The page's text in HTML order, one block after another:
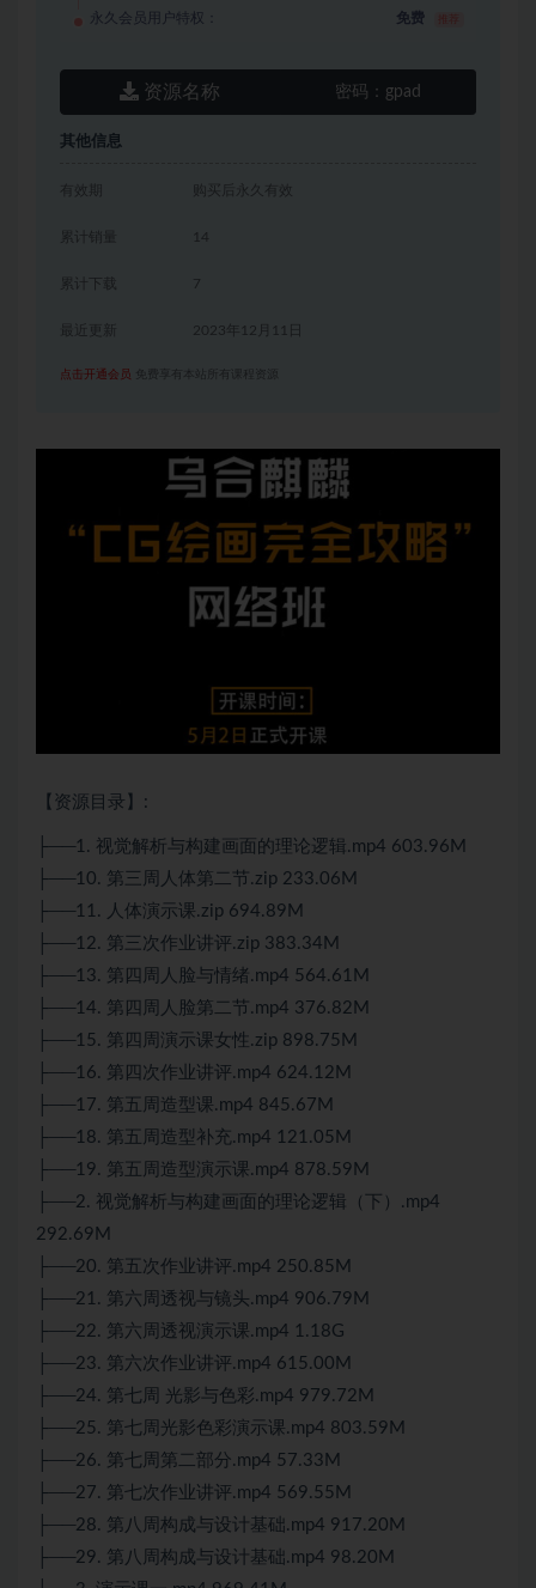
永久会员用户特权： 免费
资源名称 密码： gpad
其他信息
有效期 购买后永久有效
累计销量 14
累计下载 7
2023年12月11日
点击开通会员 免费享有本站所有课程资源
【资源目录】:
├──1. 视觉解析与构建画面的理论逻辑.mp4 603.96M
├──10. 第三周人体第二节.zip 233.06M
├──11. 人体演示课.zip 694.89M
├──12. 第三次作业讲评.zip 383.34M
├──13. 第四周人脸与情绪.mp4 564.61M
├──14. 第四周人脸第二节.mp4 376.82M
├──15. 第四周演示课女性.zip 898.75M
├──16. 第四次作业讲评.mp4 624.12M
├──17. 第五周造型课.mp4 845.67M
├──18. 第五周造型补充.mp4 121.05M
├──19. 第五周造型演示课.mp4 878.59M
├──2. 视觉解析与构建画面的理论逻辑（下）.mp4
292.69M
├──20. 第五次作业讲评.mp4 250.85M
├──21. 第六周透视与镜头.mp4 906.79M
├──22. 第六周透视演示课.mp4 1.18G
├──23. 第六次作业讲评.mp4 615.00M
├──24. 第七周 光影与色彩.mp4 979.72M
├──25. 第七周光影色彩演示课.mp4 803.59M
├──26. 第七周第二部分.mp4 57.33M
├──27. 第七次作业讲评.mp4 569.55M
├──28. 第八周构成与设计基础.mp4 917.20M
├──29. 第八周构成与设计基础.mp4 98.20M